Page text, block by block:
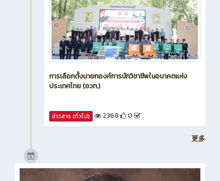
การเลือกตั้งนายกองค์การนักวิชาชีพในอนาคตแห่ง
ประเทศไทย (อวท.)
ข่าวสาร (ทั่วไป) 2368 0
更多